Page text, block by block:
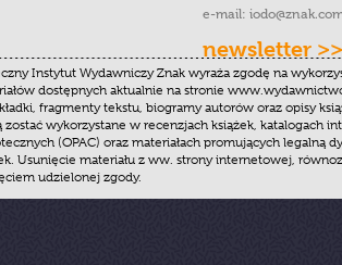
e-mail:
newsletter >>
Instytut Wydawniczy Znak wyraża zgodę na
dostępnych aktualnie na stronie
fragmenty tekstu, biogramy autorów oraz opisy
zostać wykorzystane w recenzjach książek, katalogach
(OPAC) oraz materiałach promujących legalną
Usunięcie materiału z ww. strony internetowej,
udzielonej zgody.